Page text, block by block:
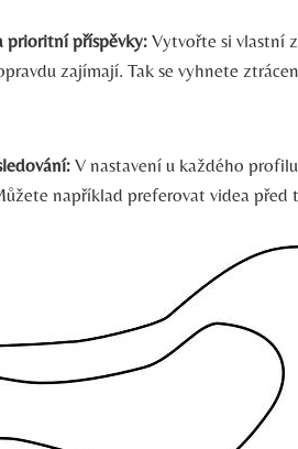
prioritní příspěvky: Vytvořte si vlastní
zajímají. Tak se vyhnete
V nastavení u každého
například preferovat videa před